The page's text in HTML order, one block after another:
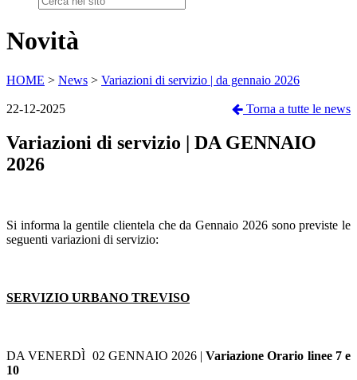
Novità
HOME > News > Variazioni di servizio | da gennaio 2026
Torna a tutte le news
22-12-2025
Variazioni di servizio | DA GENNAIO
2026
Si informa la gentile clientela che da Gennaio 2026 sono previste le
seguenti variazioni di servizio:
SERVIZIO URBANO TREVISO
DA VENERDÌ 02 GENNAIO 2026 |Variazione Orario linee 7 e
10